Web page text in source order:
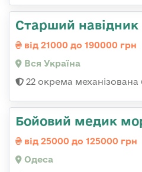
Старший навідник
від 21000 до 190000 грн
Вся Україна
22 окрема механізована
Бойовий медик
від 25000 до 125000 грн
Одеса